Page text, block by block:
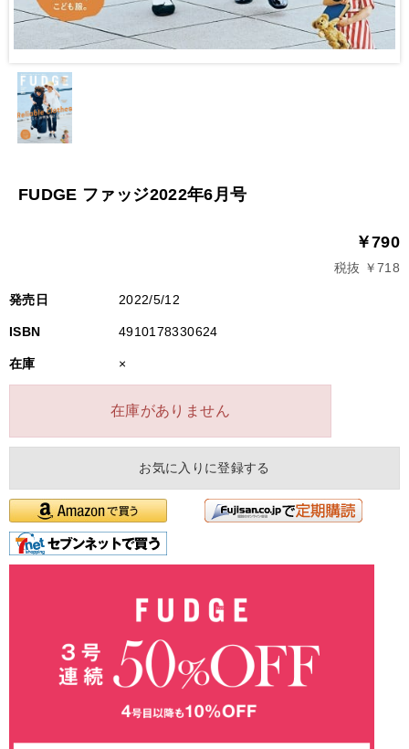
FUDGE ファッジ2022年6月号
￥790
税抜 ￥718
発売日 2022/5/12
ISBN 4910178330624
在庫 ×
在庫がありません
お気に入りに登録する